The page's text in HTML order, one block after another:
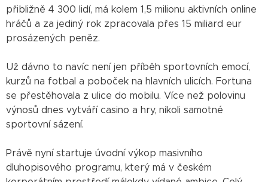
přibližně 4 300 lidí, má kolem 1,5 milionu aktivních online
hráčů a za jediný rok zpracovala přes 15 miliard eur
prosázených peněz.
Už dávno to navíc není jen příběh sportovních emocí,
kurzů na fotbal a poboček na hlavních ulicích. Fortuna
se přestěhovala z ulice do mobilu. Více než polovinu
výnosů dnes vytváří casino a hry, nikoli samotné
sportovní sázení.
Právě nyní startuje úvodní výkop masivního
dluhopisového programu, který má v českém